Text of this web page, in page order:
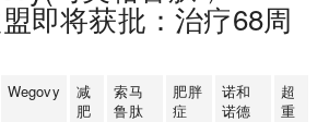
即将获批：治疗68周
Wegovy
减
肥
索马
鲁肽
肥胖
症
诺和
诺德
超
重